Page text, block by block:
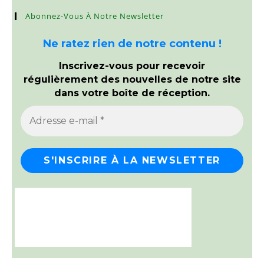
Abonnez-Vous À Notre Newsletter
Ne ratez rien de notre contenu !
Inscrivez-vous pour recevoir
régulièrement des nouvelles de notre site
dans votre boîte de réception.